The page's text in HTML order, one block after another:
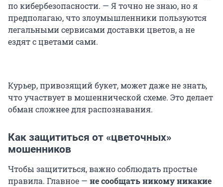
по кибербезопасности. — Я точно не знаю, но я
предполагаю, что злоумышленники пользуются
легальными сервисами доставки цветов, а не
ездят с цветами сами.
Курьер, привозящий букет, может даже не знать,
что участвует в мошеннической схеме. Это делает
обман сложнее для распознавания.
Как защититься от «цветочных»
мошенников
Чтобы защититься, важно соблюдать простые
правила. Главное — не сообщать никому никакие